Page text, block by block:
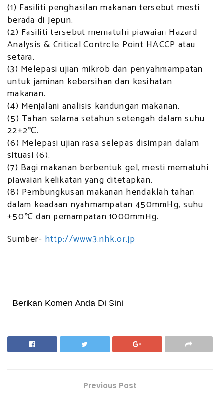
(1) Fasiliti penghasilan makanan tersebut mesti
berada di Jepun.
(2) Fasiliti tersebut mematuhi piawaian Hazard
Analysis & Critical Controle Point HACCP atau
setara.
(3) Melepasi ujian mikrob dan penyahmampatan
untuk jaminan kebersihan dan kesihatan
makanan.
(4) Menjalani analisis kandungan makanan.
(5) Tahan selama setahun setengah dalam suhu
22±2℃.
(6) Melepasi ujian rasa selepas disimpan dalam
situasi (6).
(7) Bagi makanan berbentuk gel, mesti mematuhi
piawaian kelikatan yang ditetapkan.
(8) Pembungkusan makanan hendaklah tahan
dalam keadaan nyahmampatan 450mmHg, suhu
±50℃ dan pemampatan 1000mmHg.
Sumber- http://www3.nhk.or.jp
Berikan Komen Anda Di Sini
Previous Post